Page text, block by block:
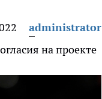
administrator
на проекте